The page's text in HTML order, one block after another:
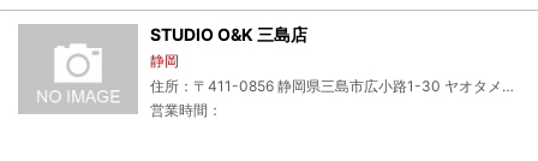
STUDIO O&K 三島店
静岡
住所：〒411-0856 静岡県三島市広小路1-30 ヤオタメビル B1F
営業時間：